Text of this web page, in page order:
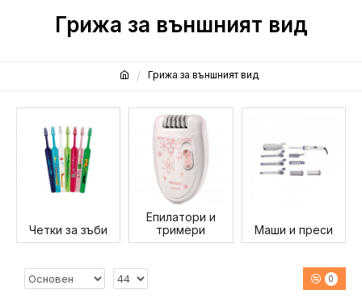
Грижа за външният вид
Грижа за външният вид
Четки за зъби
Епилатори и
тримери
Маши и преси
0